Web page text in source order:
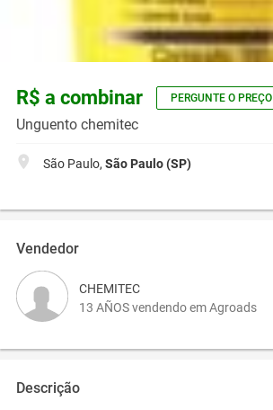
R$ a combinar PERGUNTE O PREÇO
Unguento chemitec
São Paulo, São Paulo (SP)
Vendedor
CHEMITEC
13 AÑOS vendendo em Agroads
Descrição